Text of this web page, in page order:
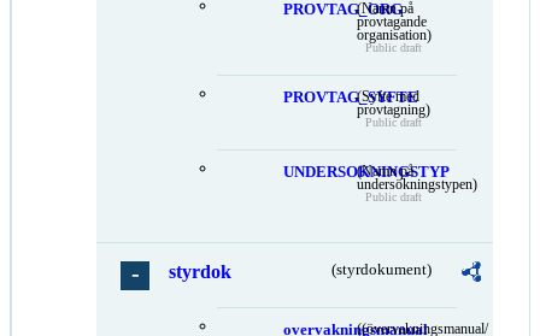
PROVTAG_ORG
(Namn på
provtagande
organisation)
Public draft
PROVTAG_SYFTE
(Syfte med
provtagning)
Public draft
UNDERSOKNINGSTYP
(Namn på
undersökningstypen)
Public draft
styrdok (styrdokument)
overvakningsmanual
((övervakningsmanual/